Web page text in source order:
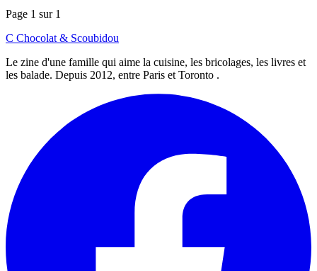
Page 1 sur 1
C Chocolat & Scoubidou
Le zine d'une famille qui aime la cuisine, les bricolages, les livres et
les balade. Depuis 2012, entre Paris et Toronto .